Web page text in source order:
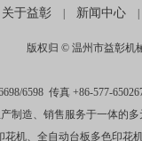
关于益彰 新闻中心
版权归 © 温州市益彰机
6598 传真 +86-577-
制造、销售服务于一体的
机、全自动台板多色印